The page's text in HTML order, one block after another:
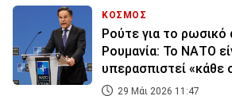
ΚΟΣΜΟΣ
Ρούτε για το ρωσικό
Ρουμανία: Το ΝΑΤΟ
υπερασπιστεί «κάθε
29 Μάι 2026 11:47